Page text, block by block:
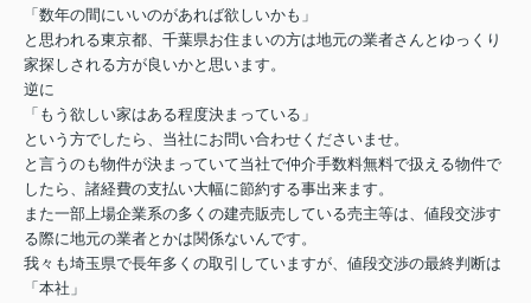
「数年の間にいいのがあれば欲しいかも」
と思われる東京都、千葉県お住まいの方は地元の業者さんとゆっくり
家探しされる方が良いかと思います。
逆に
「もう欲しい家はある程度決まっている」
という方でしたら、当社にお問い合わせくださいませ。
と言うのも物件が決まっていて当社で仲介手数料無料で扱える物件で
したら、諸経費の支払い大幅に節約する事出来ます。
また一部上場企業系の多くの建売販売している売主等は、値段交渉す
る際に地元の業者とかは関係ないんです。
我々も埼玉県で長年多くの取引していますが、値段交渉の最終判断は
「本社」